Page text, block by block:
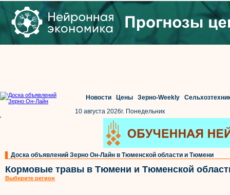
Новости Цены Зерно-Weekly
10 августа 2026г. Понедельник
'
Доска объявлений Зерно Он-Лайн в Тюменской области и Тюмени
Кормовые травы в Тюмени и Тюменской
Выберите регион